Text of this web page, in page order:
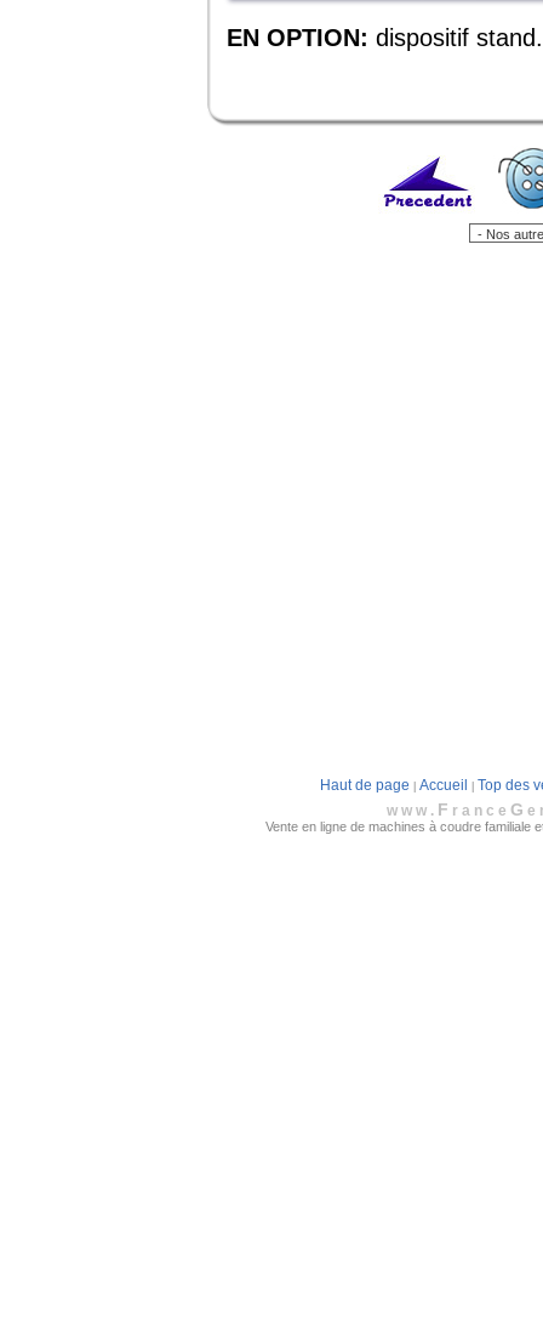
EN OPTION: dispositif stand.
Haut de page Accueil
Top des
www. F rance G
Vente en ligne de machines à coudre familiale